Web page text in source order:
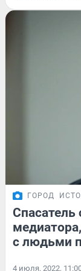
ГОРОД
с людьми
4 июля, 2022,